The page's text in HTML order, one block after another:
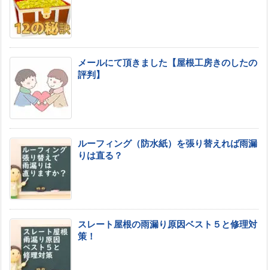
メールにて頂きました【屋根工房きのしたの
評判】
ルーフィング（防水紙）を張り替えれば雨漏
りは直る？
スレート屋根の雨漏り原因ベスト５と修理対
策！